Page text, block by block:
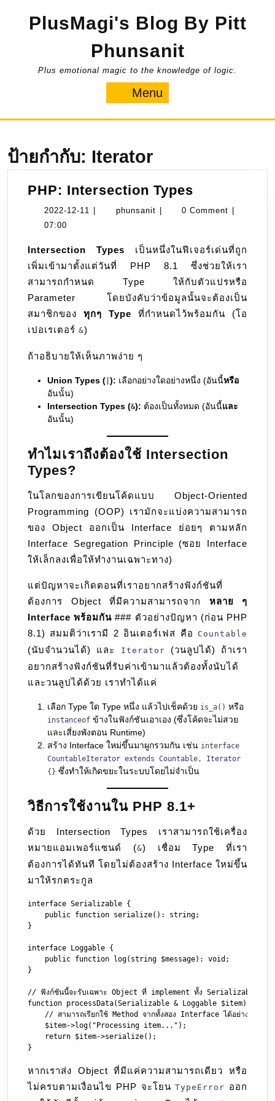
PlusMagi's Blog By Pitt
Phunsanit
Plus emotional magic to the knowledge of logic.
Menu
ป้ายกำกับ: Iterator
PHP: Intersection Types
Intersection
2022-12-11 2022- phunsanit phunsanit0 Comment
07:00
Intersection Types เป็นหนึ่งในฟีเจอร์เด่นที่ถูก
เพิ่มเข้ามาตั้งแต่วันที่ PHP 8.1 ซึ่งช่วยให้เรา
สามารถกำหนด Type ให้กับตัวแปรหรือ
Parameter โดยบังคับว่าข้อมูลนั้นจะต้องเป็น
สมาชิกของ ทุกๆ Type ที่กำหนดไว้พร้อมกัน (โอ
เปอเรเตอร์ &)
ถ้าอธิบายให้เห็นภาพง่าย ๆ
Union Types ( ): เลือกอย่างใดอย่างหนึ่ง (อันนี้หรือ
อันนั้น)
Intersection Types (&): ต้องเป็นทั้งหมด (อันนี้และ
อันนั้น)
ทำไมเราถึงต้องใช้ Intersection
Types?
ในโลกของการเขียนโค้ดแบบ Object-Oriented
Programming (OOP) เรามักจะแบ่งความสามารถ
ของ Object ออกเป็น Interface ย่อยๆ ตามหลัก
Interface Segregation Principle (ซอย Interface
ให้เล็กลงเพื่อให้ทำงานเฉพาะทาง)
แต่ปัญหาจะเกิดตอนที่เราอยากสร้างฟังก์ชันที่
ต้องการ Object ที่มีความสามารถจาก หลาย ๆ
Interface พร้อมกัน ### ตัวอย่างปัญหา (ก่อน PHP
8.1) สมมติว่าเรามี 2 อินเตอร์เฟส คือ
Countable
(นับจำนวนได้) และ Iterator (วนลูปได้) ถ้าเรา
อยากสร้างฟังก์ชันที่รับค่าเข้ามาแล้วต้องทั้งนับได้
และวนลูปได้ด้วย เราทำได้แค่
เลือก Type ใด Type หนึ่ง แล้วไปเช็คด้วย is_a() หรือ
instanceof ข้างในฟังก์ชันเอาเอง (ซึ่งโค้ดจะไม่สวย
และเสี่ยงพังตอน Runtime)
สร้าง Interface ใหม่ขึ้นมาผูกรวมกัน เช่น interface
CountableIterator extends Countable, Iterator
{} ซึ่งทำให้เกิดขยะในระบบโดยไม่จำเป็น
วิธีการใช้งานใน PHP 8.1+
ด้วย Intersection Types เราสามารถใช้เครื่อง
หมายแอมเพอร์แซนด์ (&) เชื่อม Type ที่เรา
ต้องการได้ทันที โดยไม่ต้องสร้าง Interface ใหม่ขึ้น
มาให้รกตระกูล
interface Serializable {
    public function serialize(): string;
}
interface Loggable {
    public function log(string $message): void;
}
// ฟังก์ชันนี้จะรับเฉพาะ Object ที่ implement ทั้ง Serializable แล
function processData(Serializable & Loggable $item) {
// สามารถเรียกใช้ Method จากทั้งสอง Interface ได้อย่างปลอดภั
    $item->log("Processing item...");
    return $item->serialize();
หากเราส่ง Object ที่มีแค่ความสามารถเดียว หรือ
ไม่ครบตามเงื่อนไข PHP จะโยนTypeError ออก